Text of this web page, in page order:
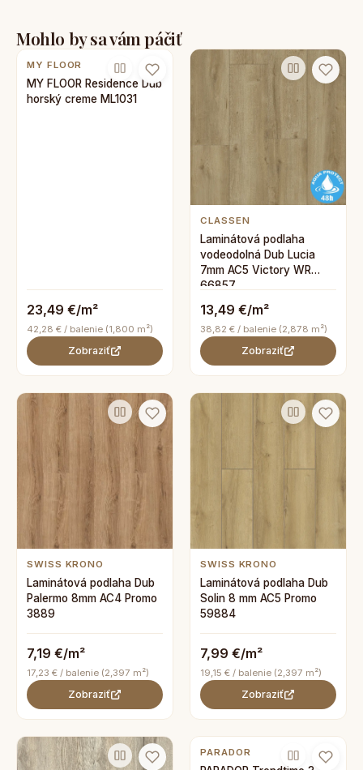
Mohlo by sa vám páčiť
MY FLOOR
MY FLOOR Residence Dub
horský creme ML1031
23,49 €/m²
42,28 € / balenie (1,800 m²)
Zobraziť
CLASSEN
Laminátová podlaha
vodeodolná Dub Lucia
7mm AC5 Victory WR
66857
13,49 €/m²
38,82 € / balenie (2,878 m²)
Zobraziť
SWISS KRONO
Laminátová podlaha Dub
Palermo 8mm AC4 Promo
3889
7,19 €/m²
17,23 € / balenie (2,397 m²)
Zobraziť
SWISS KRONO
Laminátová podlaha Dub
Solin 8 mm AC5 Promo
59884
7,99 €/m²
19,15 € / balenie (2,397 m²)
Zobraziť
PARADOR